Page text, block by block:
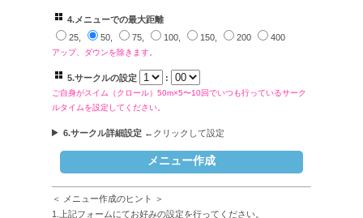
4.メニューでの最大距離
25,
50, 75, 100, 150, 200 400
アップ、ダウンを除きます。
5.サークルの設定 :
ご自身がスイム（クロール）50m×5〜10回でいつも行っているサーク
ルタイムを設定してください。
6.サークル詳細設定 ←クリックして設定
＜ メニュー作成のヒント ＞
1.上記フォームにてお好みの設定を行ってください。